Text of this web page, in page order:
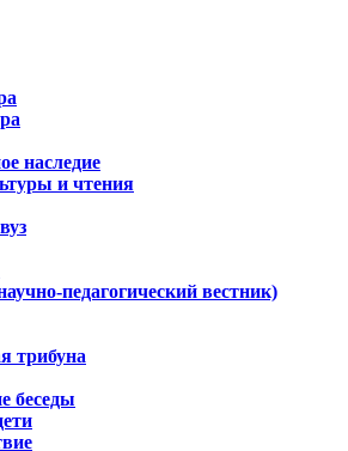
наследие
и чтения
педагогический вестник)
трибуна
беседы